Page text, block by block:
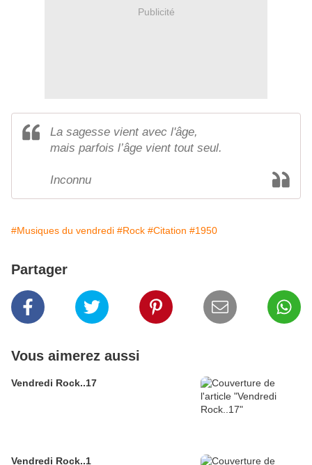
Publicité
La sagesse vient avec l'âge,
mais parfois l’âge vient tout seul.
Inconnu
#Musiques du vendredi #Rock #Citation #1950
Partager
Vous aimerez aussi
Vendredi Rock..17
Vendredi Rock..1